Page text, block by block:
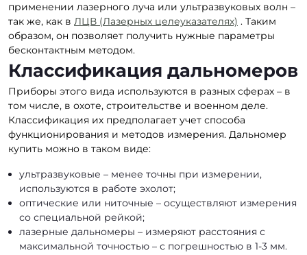
применении лазерного луча или ультразвуковых волн –
так же, как в ЛЦВ (Лазерных целеуказателях) . Таким
образом, он позволяет получить нужные параметры
бесконтактным методом.
Классификация дальномеров
Приборы этого вида используются в разных сферах – в
том числе, в охоте, строительстве и военном деле.
Классификация их предполагает учет способа
функционирования и методов измерения. Дальномер
купить можно в таком виде:
ультразвуковые – менее точны при измерении,
используются в работе эхолот;
оптические или ниточные – осуществляют измерения
со специальной рейкой;
лазерные дальномеры – измеряют расстояния с
максимальной точностью – с погрешностью в 1-3 мм.